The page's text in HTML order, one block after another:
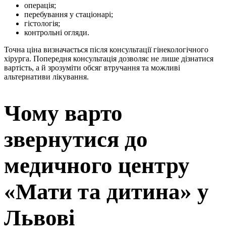
операція;
перебування у стаціонарі;
гістологія;
контрольні огляди.
Точна ціна визначається після консультації гінекологічного
хірурга. Попередня консультація дозволяє не лише дізнатися
вартість, а й зрозуміти обсяг втручання та можливі
альтернативи лікування.
Чому варто
звернутися до
медичного центру
«Мати та дитина» у
Львові